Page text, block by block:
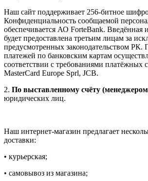
Наш сайт поддерживает 256-битное
Конфиденциальность сообщаемой
обеспечивается АО ForteBank. Введённая
будет предоставлена третьим лицам за
предусмотренных законодательством РК.
платежей по банковским картам
соответствии с требованиями платёжных
MasterCard Europe Sprl, JCB.
2. По выставленному счёту
юридических лиц.
Наш интернет-магазин предлагает
доставки:
• курьерская;
• самовывоз из магазина;